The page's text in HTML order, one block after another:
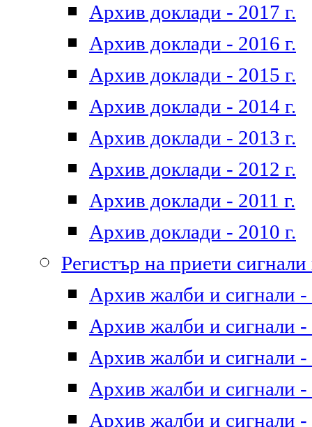
Архив доклади - 2017 г.
Архив доклади - 2016 г.
Архив доклади - 2015 г.
Архив доклади - 2014 г.
Архив доклади - 2013 г.
Архив доклади - 2012 г.
Архив доклади - 2011 г.
Архив доклади - 2010 г.
Регистър на приети
Архив жалби и сигнали -
Архив жалби и сигнали -
Архив жалби и сигнали -
Архив жалби и сигнали -
Архив жалби и сигнали -